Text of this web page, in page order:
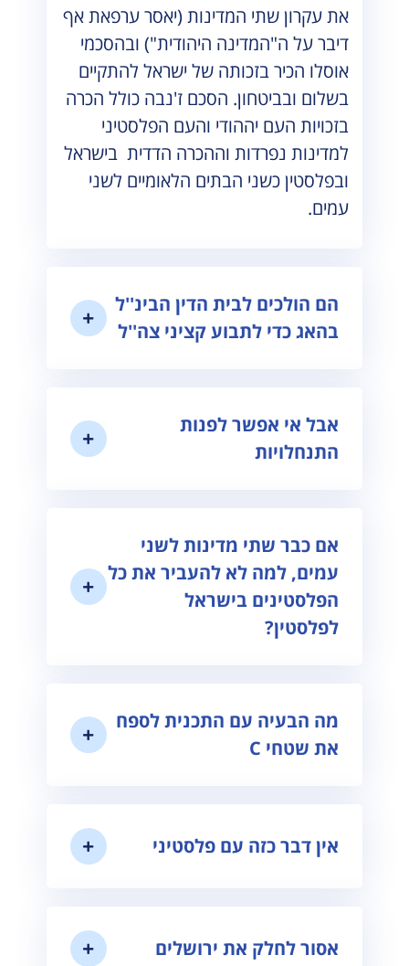
את עקרון שתי המדינות (יאסר ערפאת אף
דיבר על ה"המדינה היהודית") ובהסכמי
אוסלו הכיר בזכותה של ישראל להתקיים
בשלום ובביטחון. הסכם ז'נבה כולל הכרה
בזכויות העם יההודי והעם הפלסטיני
למדינות נפרדות וההכרה הדדית בישראל
ובפלסטין כשני הבתים הלאומיים לשני
עמים.
הם הולכים לבית הדין הבינ''ל
בהאג כדי לתבוע קציני צה''ל
אבל אי אפשר לפנות
התנחלויות
אם כבר שתי מדינות לשני
עמים, למה לא להעביר את כל
הפלסטינים בישראל
לפלסטין?
מה הבעיה עם התכנית לספח
את שטחי C
אין דבר כזה עם פלסטיני
אסור לחלק את ירושלים